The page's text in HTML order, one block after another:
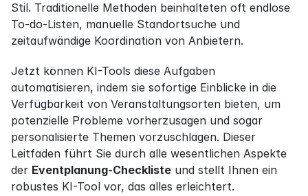
Stil. Traditionelle Methoden beinhalteten oft endlose
To-do-Listen, manuelle Standortsuche und
zeitaufwändige Koordination von Anbietern.
Jetzt können KI-Tools diese Aufgaben
automatisieren, indem sie sofortige Einblicke in die
Verfügbarkeit von Veranstaltungsorten bieten, um
potenzielle Probleme vorherzusagen und sogar
personalisierte Themen vorzuschlagen. Dieser
Leitfaden führt Sie durch alle wesentlichen Aspekte
der Eventplanung-Checkliste und stellt Ihnen ein
robustes KI-Tool vor, das alles erleichtert.